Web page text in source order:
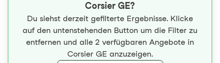
Corsier GE?
Du siehst derzeit gefilterte Ergebnisse. Klicke
auf den untenstehenden Button um die Filter zu
entfernen und alle 2 verfügbaren Angebote in
Corsier GE anzuzeigen.